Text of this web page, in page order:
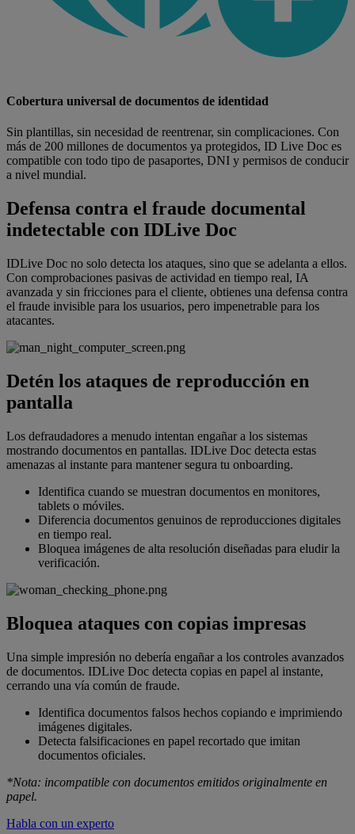
Cobertura universal de documentos de identidad
Sin plantillas, sin necesidad de reentrenar, sin complicaciones. Con
más de 200 millones de documentos ya protegidos, ID Live Doc es
compatible con todo tipo de pasaportes, DNI y permisos de conducir
a nivel mundial.
Defensa contra el fraude documental
indetectable con IDLive Doc
IDLive Doc no solo detecta los ataques, sino que se adelanta a ellos.
Con comprobaciones pasivas de actividad en tiempo real, IA
avanzada y sin fricciones para el cliente, obtienes una defensa contra
el fraude invisible para los usuarios, pero impenetrable para los
atacantes.
Detén los ataques de reproducción en
pantalla
Los defraudadores a menudo intentan engañar a los sistemas
mostrando documentos en pantallas. IDLive Doc detecta estas
amenazas al instante para mantener segura tu onboarding.
Identifica cuando se muestran documentos en monitores,
tablets o móviles.
Diferencia documentos genuinos de reproducciones digitales
en tiempo real.
Bloquea imágenes de alta resolución diseñadas para eludir la
verificación.
Bloquea ataques con copias impresas
Una simple impresión no debería engañar a los controles avanzados
de documentos. IDLive Doc detecta copias en papel al instante,
cerrando una vía común de fraude.
Identifica documentos falsos hechos copiando e imprimiendo
imágenes digitales.
Detecta falsificaciones en papel recortado que imitan
documentos oficiales.
*Nota: incompatible con documentos emitidos originalmente en
papel.
Habla con un experto